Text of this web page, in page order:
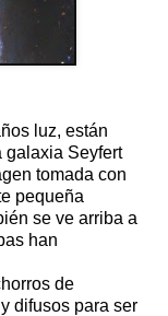
luz, están
galaxia Seyfert
tomada con
pequeña
se ve arriba a
han
de
difusos para ser